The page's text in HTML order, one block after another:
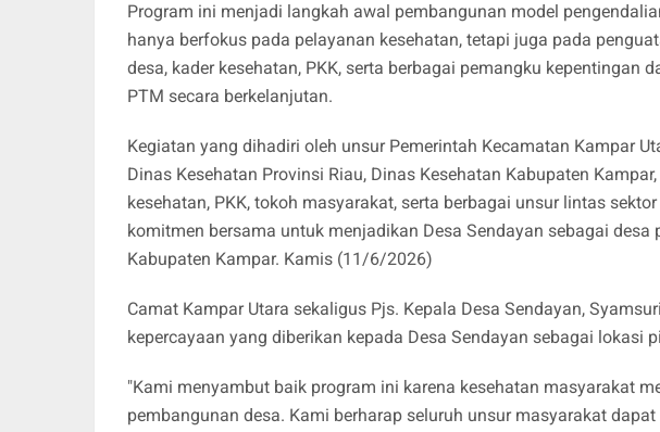
Program ini menjadi langkah awal pembangunan model
hanya berfokus pada pelayanan kesehatan, tetapi juga pada
desa, kader kesehatan, PKK, serta berbagai pemangku kepentingan
PTM secara berkelanjutan.
Kegiatan yang dihadiri oleh unsur Pemerintah Kecamatan Kampar
Dinas Kesehatan Provinsi Riau, Dinas Kesehatan Kabupaten
kesehatan, PKK, tokoh masyarakat, serta berbagai unsur lintas
komitmen bersama untuk menjadikan Desa Sendayan sebagai desa
Kabupaten Kampar. Kamis (11/6/2026)
Camat Kampar Utara sekaligus Pjs. Kepala Desa Sendayan,
kepercayaan yang diberikan kepada Desa Sendayan sebagai lokasi
"Kami menyambut baik program ini karena kesehatan masyarakat
pembangunan desa. Kami berharap seluruh unsur masyarakat